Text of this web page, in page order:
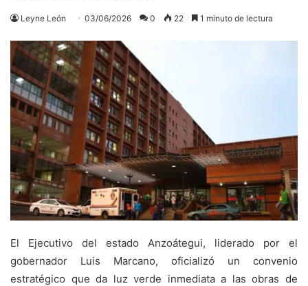
Leyne León 03/06/2026 0 22 1 minuto de lectura
El Ejecutivo del estado Anzoátegui, liderado por el
gobernador Luis Marcano, oficializó un convenio
estratégico que da luz verde inmediata a las obras de